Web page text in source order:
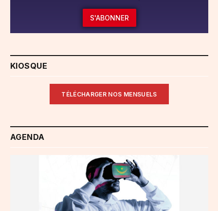
S'ABONNER
KIOSQUE
TÉLÉCHARGER NOS MENSUELS
AGENDA